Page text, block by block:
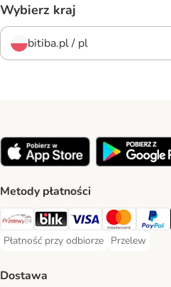
Wybierz kraj
bitiba.pl / pl
Metody płatności
Przelewy24 Payment Method
Blik Payment Method
VISA Payment Method
MasterCard
Płatność przy odbiorze
Płatność przy odbiorze Payment
Przelew
Przelew
Dostawa